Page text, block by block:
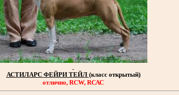
АСТИЛАРС ФЕЙРИ ТЕЙЛ (класс открытый)
отлично, RCW, RСАС